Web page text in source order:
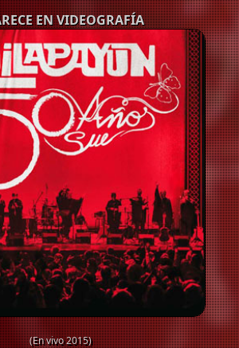
EN VIDEOGRAFÍA
(En vivo 2015)